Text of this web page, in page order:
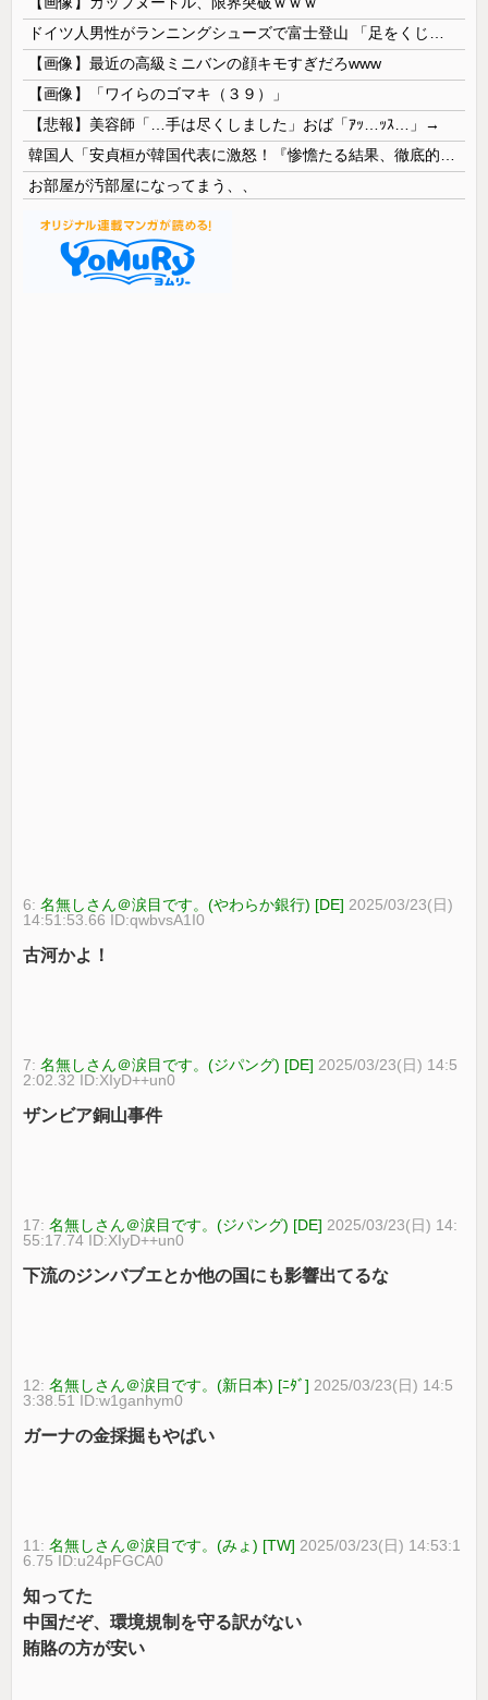
【画像】最近の高級ミニバンの顔キモすぎだろwww
【画像】「ワイらのゴマキ（３９）」
【悲報】美容師「…手は尽くしました」おば「ｱｯ…ｯｽ…」→
お部屋が汚部屋になってまう、、
6:名無しさん＠涙目です。(やわらか銀行) [DE] 2025/03/23(日)
14:51:53.66 ID:qwbvsA1I0
古河かよ！
7:名無しさん＠涙目です。(ジパング) [DE] 2025/03/23(日) 14:5
2:02.32 ID:XIyD++un0
ザンビア銅山事件
17:名無しさん＠涙目です。(ジパング) [DE] 2025/03/23(日) 14:
55:17.74 ID:XIyD++un0
下流のジンバブエとか他の国にも影響出てるな
12:名無しさん＠涙目です。(新日本) [ﾆﾀﾞ] 2025/03/23(日) 14:5
3:38.51 ID:w1ganhym0
ガーナの金採掘もやばい
11:名無しさん＠涙目です。(みょ) [TW] 2025/03/23(日) 14:53:1
6.75 ID:u24pFGCA0
知ってた
中国だぞ、環境規制を守る訳がない
賄賂の方が安い